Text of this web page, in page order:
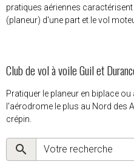
pratiques aériennes
(planeur) d'une part et le vol
Club de vol à voile Guil et
Pratiquer le planeur en biplace
l'aérodrome le plus au Nord des
crépin.